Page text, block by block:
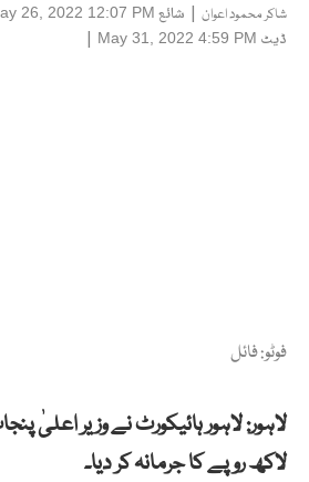
شاکر محمود اعوان | شائع 26, 2022 12:07 PM
ڈیٹ May 31, 2022 4:59 PM
|
فوٹو: فائل
لاہور: لاہور ہائیکورٹ نے وزیر اعلیٰ
لاکھ روپے کا جرمانہ کر دیا۔